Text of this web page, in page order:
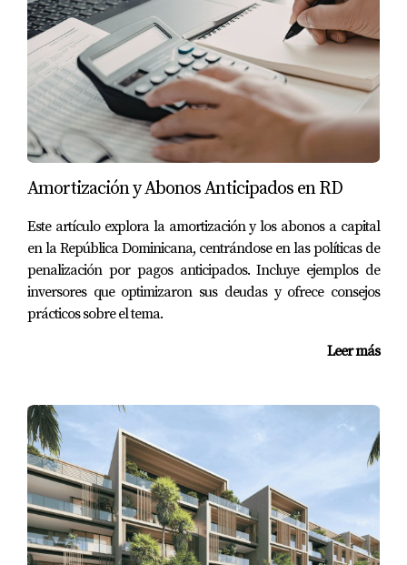
Amortización y Abonos Anticipados en RD
Este artículo explora la amortización y los abonos a capital
en la República Dominicana, centrándose en las políticas de
penalización por pagos anticipados. Incluye ejemplos de
inversores que optimizaron sus deudas y ofrece consejos
prácticos sobre el tema.
Leer más